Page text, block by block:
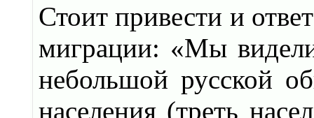
Стоит привести и
миграции: «Мы
небольшой русской
населения (треть